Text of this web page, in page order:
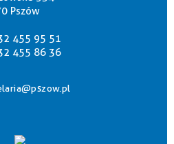
Pszów
455 95 51
455 86 36